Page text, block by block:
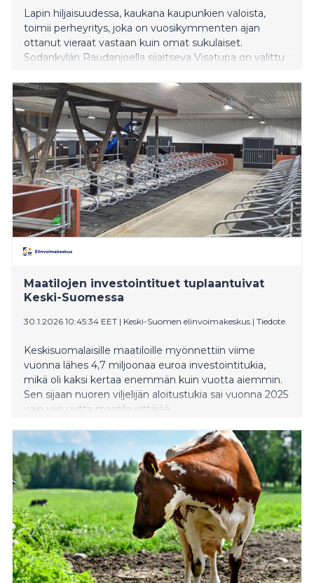
Lapin hiljaisuudessa, kaukana kaupunkien valoista,
toimii perheyritys, joka on vuosikymmenten ajan
ottanut vieraat vastaan kuin omat sukulaiset.
Sodankylän Raudanjoella sijaitseva Visatupa on valittu
Suomen Maaseutumatkailuyrittäjät ry myönsi
palkinnon pitkäjänteisestä työstä, aidosta
vieraanvaraisuudesta ja vahvasta verkostoitumisesta.
Maatilojen investointituet tuplaantuivat
Keski-Suomessa
30.1.2026 10:45:34 EET | Keski-Suomen elinvoimakeskus | Tiedote
Keskisuomalaisille maatiloille myönnettiin viime
vuonna lähes 4,7 miljoonaa euroa investointitukia,
mikä oli kaksi kertaa enemmän kuin vuotta aiemmin.
Sen sijaan nuoren viljelijän aloitustukia sai vuonna 2025
vain viisi uutta maatilayrittäjää.